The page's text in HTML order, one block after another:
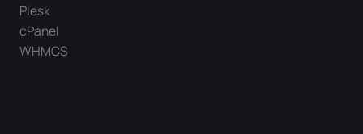
Plesk
cPanel
WHMCS